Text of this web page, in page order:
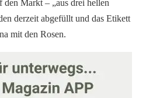
Markt – „aus drei hellen
derzeit abgefüllt und das Etikett
mit den Rosen.